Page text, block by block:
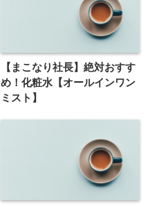
【まこなり社長】絶対おすす
め！化粧水【オールインワン
ミスト】